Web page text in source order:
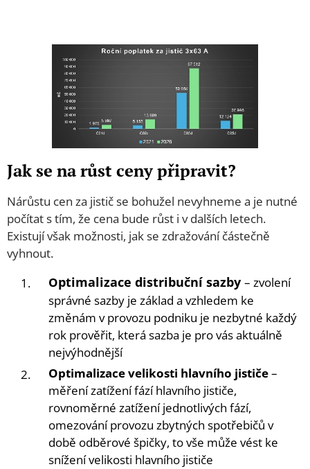
Jak se na růst ceny připravit?
Nárůstu cen za jistič se bohužel nevyhneme a je nutné
počítat s tím, že cena bude růst i v dalších letech.
Existují však možnosti, jak se zdražování částečně
vyhnout.
Optimalizace distribuční sazby – zvolení
správné sazby je základ a vzhledem ke
změnám v provozu podniku je nezbytné každý
rok prověřit, která sazba je pro vás aktuálně
nejvýhodnější
Optimalizace velikosti hlavního jističe–
měření zatížení fází hlavního jističe,
rovnoměrné zatížení jednotlivých fází,
omezování provozu zbytných spotřebičů v
době odběrové špičky, to vše může vést ke
snížení velikosti hlavního jističe